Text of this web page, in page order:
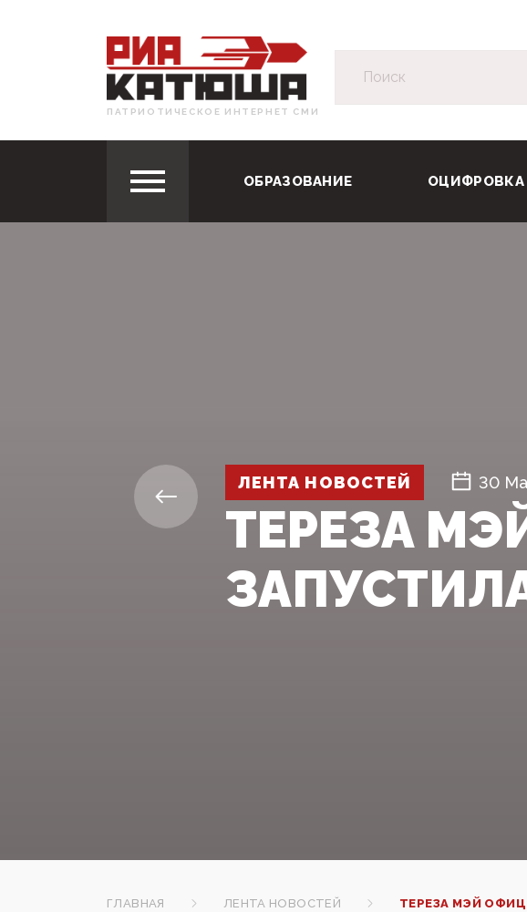
ПАТРИОТИЧЕСКОЕ ИНТЕРНЕТ СМИ
ОБРАЗОВАНИЕ ОЦИФРОВКА
ЛЕНТА НОВОСТЕЙ 30
ТЕРЕЗА
ГЛАВНАЯ ЛЕНТА НОВОСТЕЙ ТЕРЕЗА МЭЙ